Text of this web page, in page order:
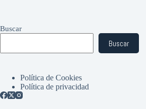
Buscar
Buscar
Política de Cookies
Política de privacidad